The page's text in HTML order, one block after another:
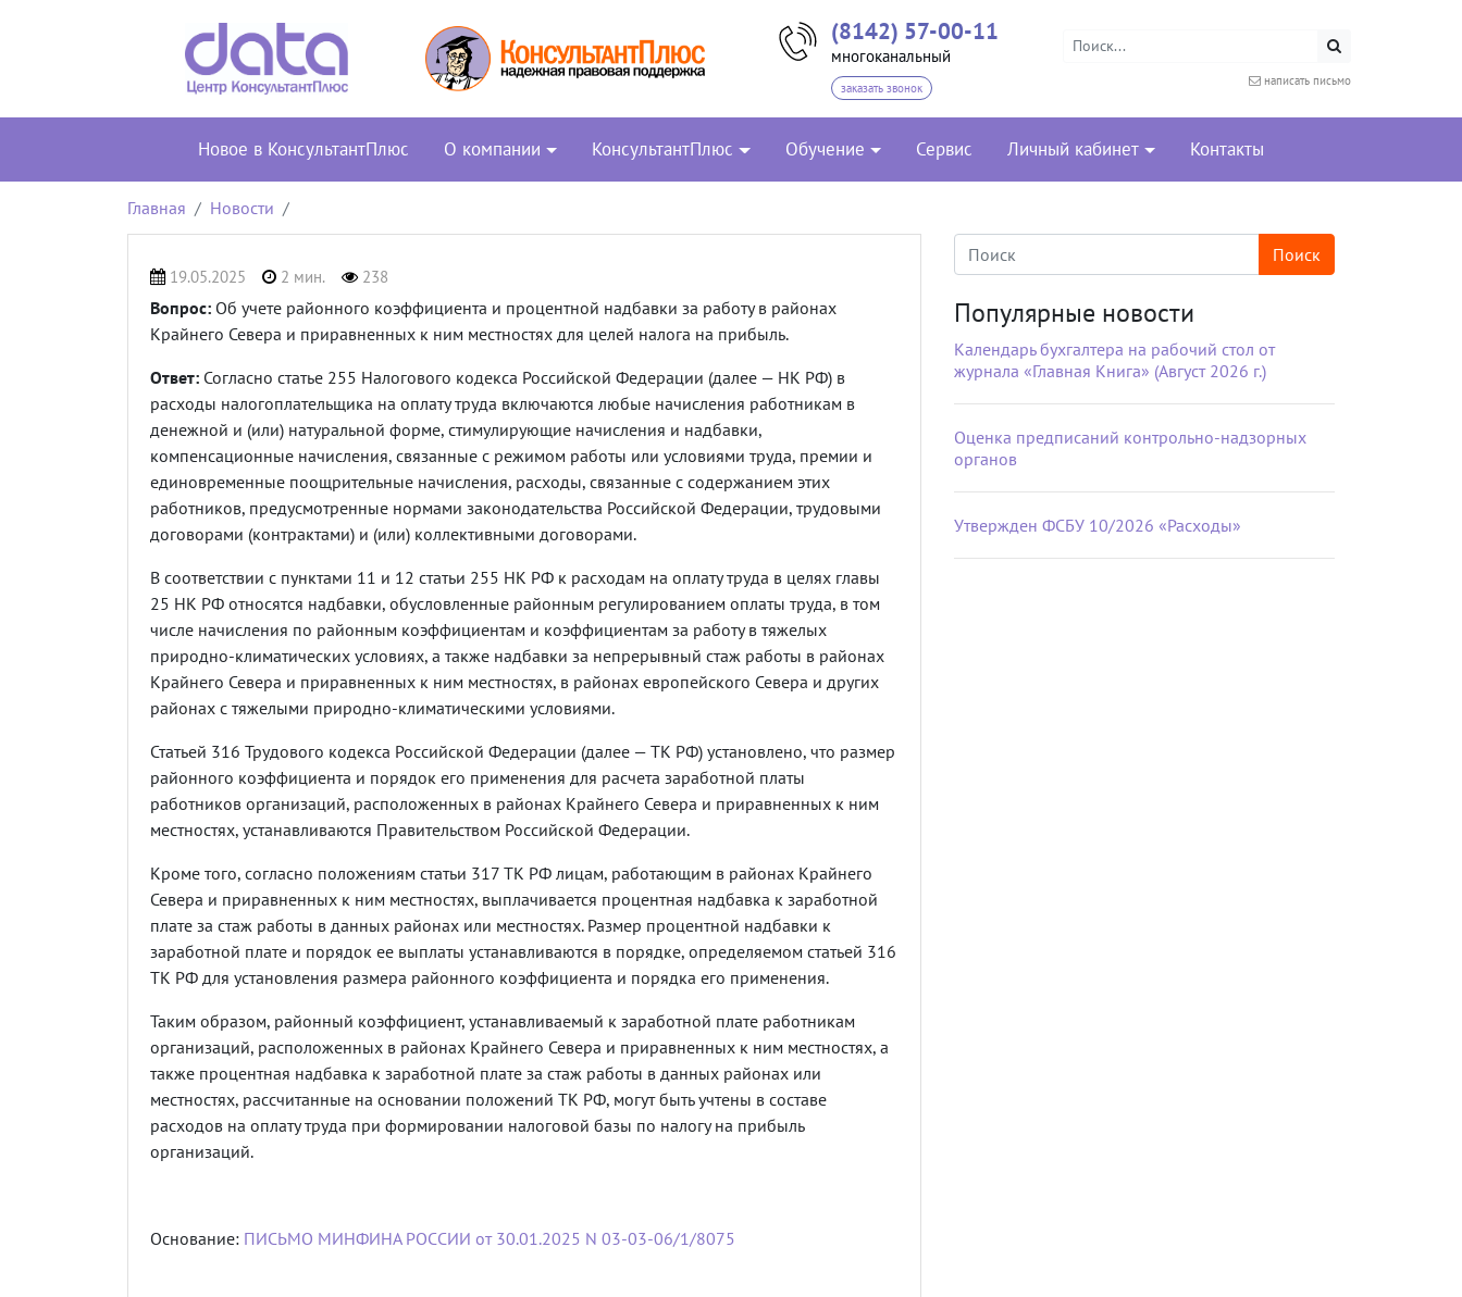
(8142) 57-00-11
многоканальный
заказать звонок
написать письмо
Новое в КонсультантПлюс О компании КонсультантПлюс Обучение Сервис Личный кабинет Контакты
Главная Новости
19.05.2025 2 мин. 238
Вопрос: Об учете районного коэффициента и процентной надбавки за работу в районах
Крайнего Севера и приравненных к ним местностях для целей налога на прибыль.
Ответ: Согласно статье 255 Налогового кодекса Российской Федерации (далее — НК РФ) в
расходы налогоплательщика на оплату труда включаются любые начисления работникам в
денежной и (или) натуральной форме, стимулирующие начисления и надбавки,
компенсационные начисления, связанные с режимом работы или условиями труда, премии и
единовременные поощрительные начисления, расходы, связанные с содержанием этих
работников, предусмотренные нормами законодательства Российской Федерации, трудовыми
договорами (контрактами) и (или) коллективными договорами.
В соответствии с пунктами 11 и 12 статьи 255 НК РФ к расходам на оплату труда в целях главы
25 НК РФ относятся надбавки, обусловленные районным регулированием оплаты труда, в том
числе начисления по районным коэффициентам и коэффициентам за работу в тяжелых
природно-климатических условиях, а также надбавки за непрерывный стаж работы в районах
Крайнего Севера и приравненных к ним местностях, в районах европейского Севера и других
районах с тяжелыми природно-климатическими условиями.
Статьей 316 Трудового кодекса Российской Федерации (далее — ТК РФ) установлено, что размер
районного коэффициента и порядок его применения для расчета заработной платы
работников организаций, расположенных в районах Крайнего Севера и приравненных к ним
местностях, устанавливаются Правительством Российской Федерации.
Кроме того, согласно положениям статьи 317 ТК РФ лицам, работающим в районах Крайнего
Севера и приравненных к ним местностях, выплачивается процентная надбавка к заработной
плате за стаж работы в данных районах или местностях. Размер процентной надбавки к
заработной плате и порядок ее выплаты устанавливаются в порядке, определяемом статьей 316
ТК РФ для установления размера районного коэффициента и порядка его применения.
Таким образом, районный коэффициент, устанавливаемый к заработной плате работникам
организаций, расположенных в районах Крайнего Севера и приравненных к ним местностях, а
также процентная надбавка к заработной плате за стаж работы в данных районах или
местностях, рассчитанные на основании положений ТК РФ, могут быть учтены в составе
расходов на оплату труда при формировании налоговой базы по налогу на прибыль
организаций.
Основание: ПИСЬМО МИНФИНА РОССИИ от 30.01.2025 N 03-03-06/1/8075
Популярные новости
Календарь бухгалтера на рабочий стол от
журнала «Главная Книга» (Август 2026 г.)
Оценка предписаний контрольно-надзорных
органов
Утвержден ФСБУ 10/2026 «Расходы»